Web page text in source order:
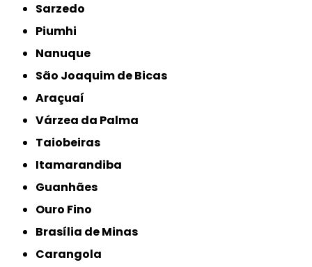
Sarzedo
Piumhi
Nanuque
São Joaquim de Bicas
Araçuaí
Várzea da Palma
Taiobeiras
Itamarandiba
Guanhães
Ouro Fino
Brasília de Minas
Carangola